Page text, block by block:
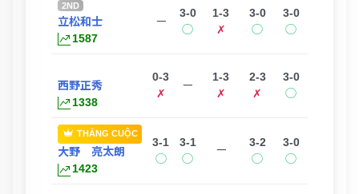
2ND
立松和士
1587
ー
3-0
◯
1-3
✗
3-0
◯
3-0
◯
西野正秀
1338
0-3
✗
ー
1-3
✗
2-3
✗
3-0
◯
THẮNG CUỘC
大野 亮太朗
1423
3-1
◯
3-1
◯
ー
3-2
◯
3-0
◯